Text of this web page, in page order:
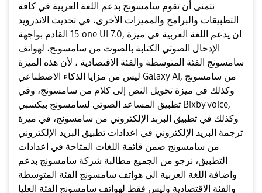
نتمنى أن تقوم سامسونج بدعم اللغة العربية في كافة
التطبيقات والبرامج والمميزات الأخرى، في تحديث الاندرويد
15 القادم بواجهة one UI 7.0, ان يدعم اللغة العربية في ميزة
الإدخال الصوتي الكتابة بالصوت من سامسونج، لهواتف
سامسونج الفئة المتوسطة والفئة الاقتصادية ، لأن هذه الميزة
ليس من مزايا الذكاء الاصطناعي Galaxy AI, من سامسونج
وكذلك في ميزة تحويل النص إلى كلام من سامسونج، وفي
تطبيق المساعد الصوتي لسامسونج بيكسبي Bixby voice,
وكذلك في تطبيق البربد الإلكتروني من سامسونج، في ميزة
ترجمة البريد الإلكتروني في اعدادات تطبيق البريد الإلكتروني
من سامسونج ضمن قائمة اللغات المتاحة في اعدادات
التطبيق، نرجو من الجميع مطالبة شركة سامسونج بدعم
واضافة اللغة العربية الى هواتف سامسونج الفئة المتوسطة
والفئة الاقتصادية وليس فقط لهواتف سامسونج الفئة العليا